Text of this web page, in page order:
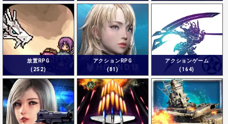
放置RPG
(252)
アクションRPG
(81)
アクションゲーム
(164)